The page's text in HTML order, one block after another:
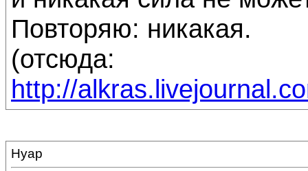
Повторяю: никакая.
(отсюда:
http://
Нуар